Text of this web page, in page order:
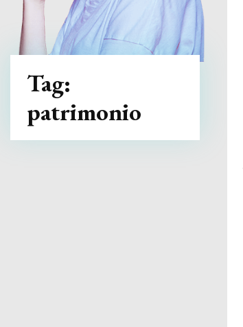
Tag:
patrimonio